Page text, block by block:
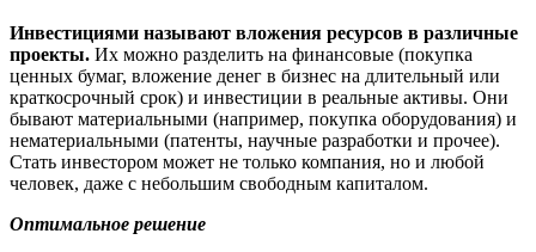
Инвестициями называют вложения ресурсов в различные
проекты. Их можно разделить на финансовые (покупка
ценных бумаг, вложение денег в бизнес на длительный или
краткосрочный срок) и инвестиции в реальные активы. Они
бывают материальными (например, покупка оборудования) и
нематериальными (патенты, научные разработки и прочее).
Стать инвестором может не только компания, но и любой
человек, даже с небольшим свободным капиталом.
Оптимальное решение